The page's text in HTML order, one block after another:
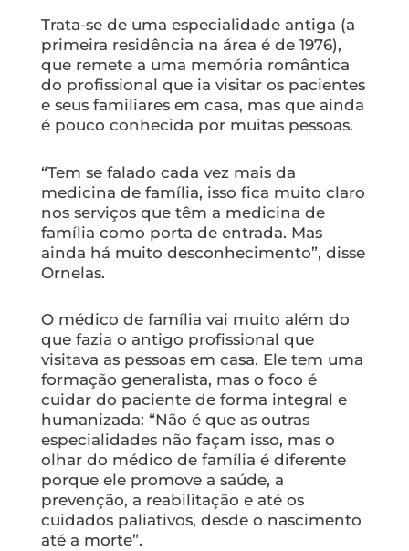
Trata-se de uma especialidade antiga (a
primeira residência na área é de 1976),
que remete a uma memória romântica
do profissional que ia visitar os pacientes
e seus familiares em casa, mas que ainda
é pouco conhecida por muitas pessoas.
“Tem se falado cada vez mais da
medicina de família, isso fica muito claro
nos serviços que têm a medicina de
família como porta de entrada. Mas
ainda há muito desconhecimento”, disse
Ornelas.
O médico de família vai muito além do
que fazia o antigo profissional que
visitava as pessoas em casa. Ele tem uma
formação generalista, mas o foco é
cuidar do paciente de forma integral e
humanizada: “Não é que as outras
especialidades não façam isso, mas o
olhar do médico de família é diferente
porque ele promove a saúde, a
prevenção, a reabilitação e até os
cuidados paliativos, desde o nascimento
até a morte”.